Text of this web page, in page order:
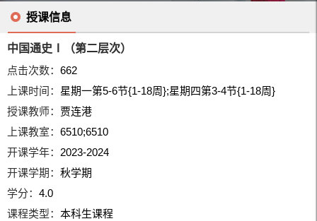
授课信息
中国通史Ⅰ（第二层次）
点击次数：662
上课时间： 星期一第5-6节{1-18周};星期四第3-4节{1-18周}
授课教师： 贾连港
上课教室：6510;6510
开课学年： 2023-2024
开课学期：秋学期
学分：4.0
课程类型：本科生课程